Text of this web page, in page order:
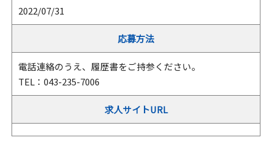
2022/07/31
応募方法
電話連絡のうえ、履歴書をご持参ください。
TEL：043-235-7006
求人サイトURL